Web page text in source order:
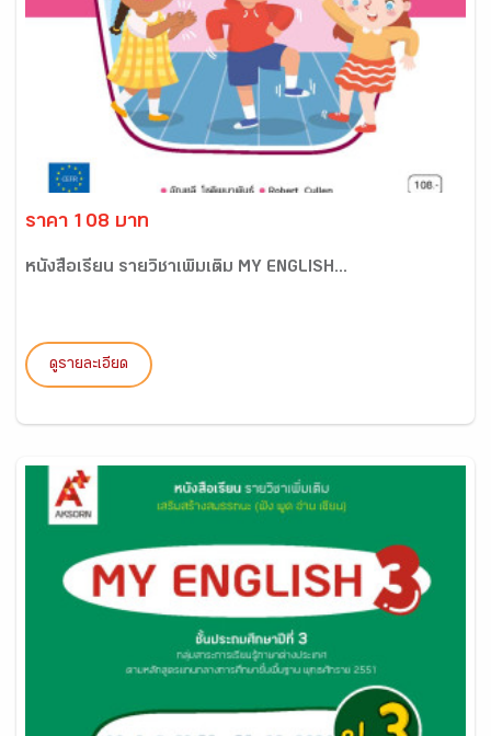
ราคา 108 บาท
หนังสือเรียน รายวิชาเพิ่มเติม MY ENGLISH...
ดูรายละเอียด